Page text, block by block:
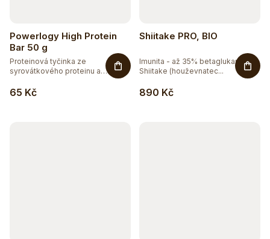
Powerlogy High Protein
Bar 50 g
65 Kč
Proteinová tyčinka ze
syrovátkového proteinu a
Shiitake PRO, BIO
890 Kč
Imunita - až 35% betaglukanů.
Shiitake (houževnatec...